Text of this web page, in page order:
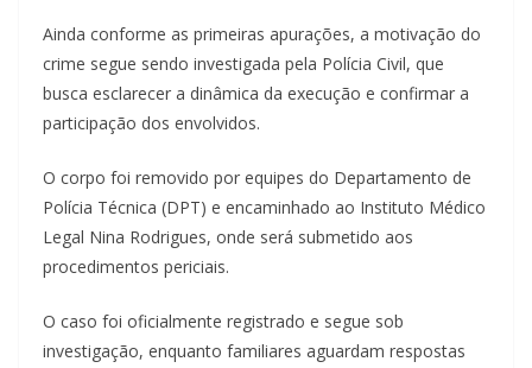
Ainda conforme as primeiras apurações, a motivação do
crime segue sendo investigada pela Polícia Civil, que
busca esclarecer a dinâmica da execução e confirmar a
participação dos envolvidos.
O corpo foi removido por equipes do Departamento de
Polícia Técnica (DPT) e encaminhado ao Instituto Médico
Legal Nina Rodrigues, onde será submetido aos
procedimentos periciais.
O caso foi oficialmente registrado e segue sob
investigação, enquanto familiares aguardam respostas